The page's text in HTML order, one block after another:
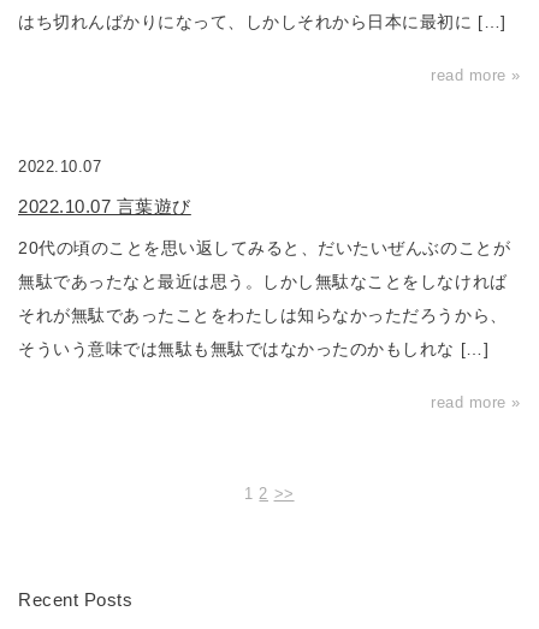
はち切れんばかりになって、しかしそれから日本に最初に […]
read more »
2022.10.07
2022.10.07 言葉遊び
20代の頃のことを思い返してみると、だいたいぜんぶのことが
無駄であったなと最近は思う。しかし無駄なことをしなければ
それが無駄であったことをわたしは知らなかっただろうから、
そういう意味では無駄も無駄ではなかったのかもしれな […]
read more »
1 2 >>
Recent Posts